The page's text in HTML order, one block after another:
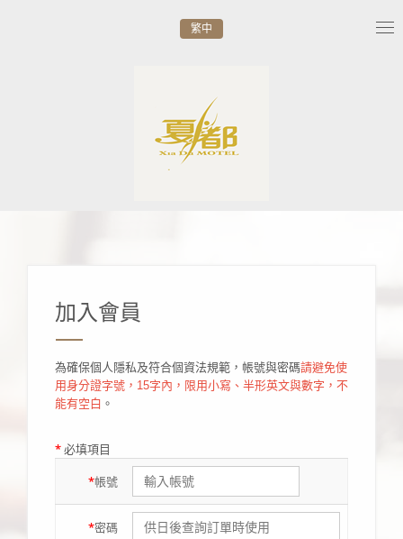
繁中
加入會員
為確保個人隱私及符合個資法規範，帳號與密碼請避免使
用身分證字號，15字內，限用小寫、半形英文與數字，不
能有空白 。
*必填項目
*帳號
*密碼